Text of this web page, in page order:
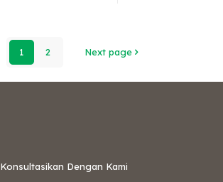
1 2 Next page
Konsultasikan Dengan Kami